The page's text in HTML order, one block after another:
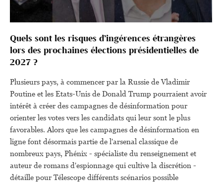
Quels sont les risques d’ingérences étrangères
lors des prochaines élections présidentielles de
2027 ?
Plusieurs pays, à commencer par la Russie de Vladimir
Poutine et les Etats-Unis de Donald Trump pourraient avoir
intérêt à créer des campagnes de désinformation pour
orienter les votes vers les candidats qui leur sont le plus
favorables. Alors que les campagnes de désinformation en
ligne font désormais partie de l'arsenal classique de
nombreux pays, Phénix - spécialiste du renseignement et
auteur de romans d'espionnage qui cultive la discrétion -
détaille pour Télescope différents scénarios possible